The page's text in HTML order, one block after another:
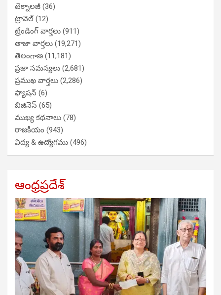
టెక్నాలజీ (36)
ట్రావెల్(12)
ట్రేండింగ్ వార్తలు (911)
తాజా వార్తలు (19,271)
తెలంగాణ (11,181)
ప్రజా సమస్యలు (2,681)
ప్రముఖ వార్తలు (2,286)
ఫ్యాషన్ (6)
బిజినెస్ (65)
ముఖ్య కథనాలు (78)
రాజకీయం (943)
విద్య & ఉద్యోగము (496)
ఆంధ్రప్రదేశ్